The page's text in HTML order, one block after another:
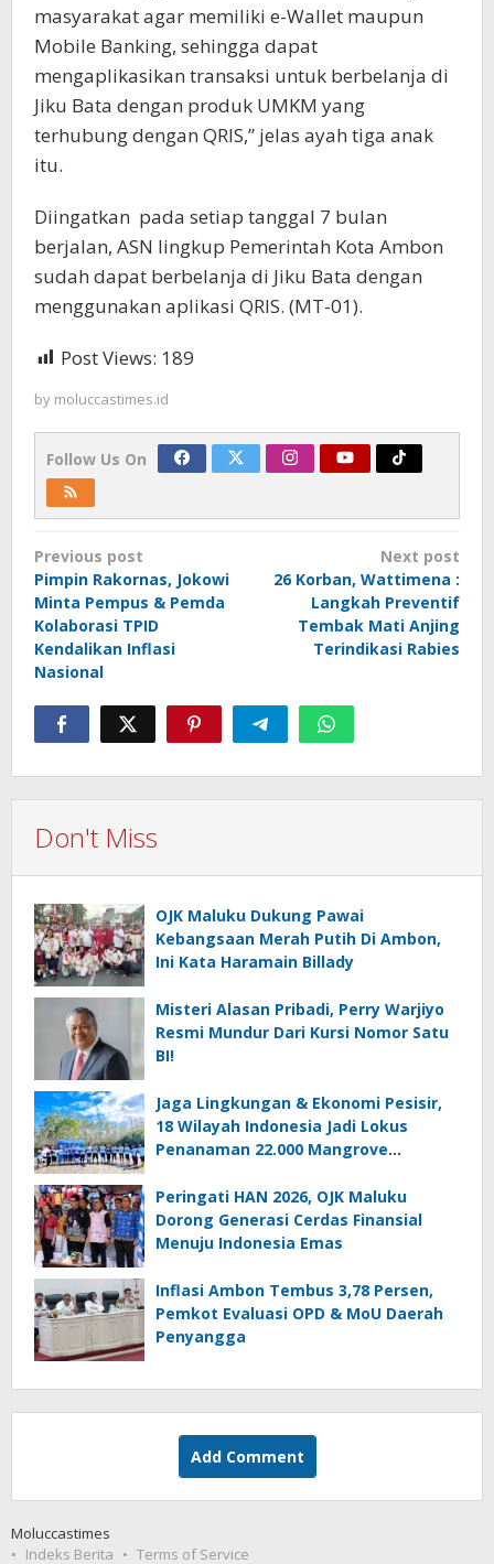
masyarakat agar memiliki e-Wallet maupun
Mobile Banking, sehingga dapat
mengaplikasikan transaksi untuk berbelanja di
Jiku Bata dengan produk UMKM yang
terhubung dengan QRIS,” jelas ayah tiga anak
itu.
Diingatkan pada setiap tanggal 7 bulan
berjalan, ASN lingkup Pemerintah Kota Ambon
sudah dapat berbelanja di Jiku Bata dengan
menggunakan aplikasi QRIS. (MT-01).
Post Views: 189
by moluccastimes.id
Follow Us On
Post
navigation
Previous post
Pimpin Rakornas, Jokowi
Minta Pempus & Pemda
Kolaborasi TPID
Kendalikan Inflasi
Nasional
Next post
26 Korban, Wattimena :
Langkah Preventif
Tembak Mati Anjing
Terindikasi Rabies
Don't Miss
OJK Maluku Dukung Pawai
Kebangsaan Merah Putih Di Ambon,
Ini Kata Haramain Billady
Misteri Alasan Pribadi, Perry Warjiyo
Resmi Mundur Dari Kursi Nomor Satu
BI!
Jaga Lingkungan & Ekonomi Pesisir,
18 Wilayah Indonesia Jadi Lokus
Penanaman 22.000 Mangrove
Peringati HAN 2026, OJK Maluku
Dorong Generasi Cerdas Finansial
Menuju Indonesia Emas
Inflasi Ambon Tembus 3,78 Persen,
Pemkot Evaluasi OPD & MoU Daerah
Penyangga
Add Comment
Moluccastimes
Indeks Berita
Terms of Service